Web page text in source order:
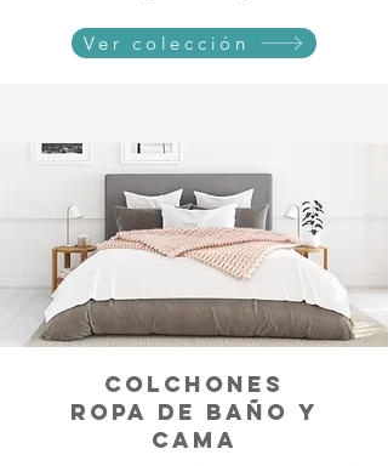
Ver colección
COLCHONES
ROPA DE BAÑO Y
CAMA